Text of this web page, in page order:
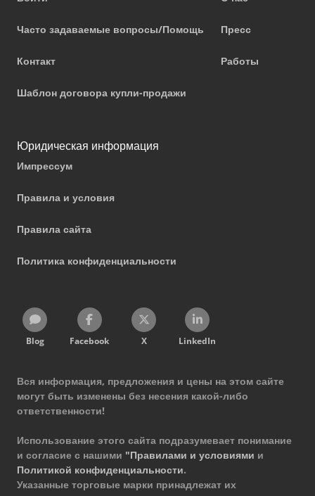
Часто задаваемые вопросы/Помощь
Контакт
Шаблон договора купли-продажи
Пресс
Работы
Юридическая информация
Импрессум
Правила и условия
Правила сайта
Политика конфиденциальности
Blog Facebook X LinkedIn
Вся информация, предложения и цены на этом сайте
могут быть изменены без несения какой-либо
ответственности!
Использование этого сайта подразумевает понимание
и согласие с нашими "Правилами и условиями и
Политикой конфиденциальности.
Указанные торговые марки принадлежат их